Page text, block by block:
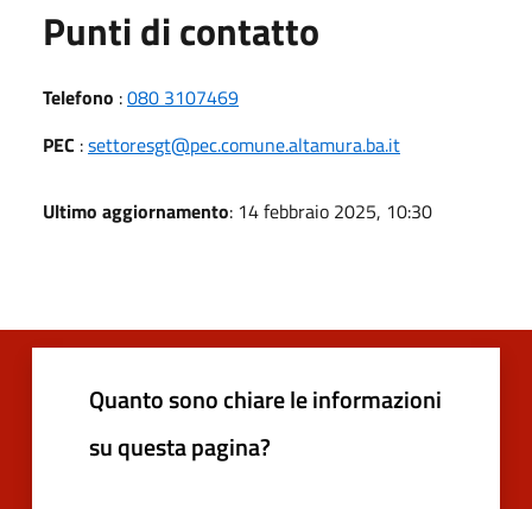
Punti di contatto
Telefono :080 3107469
PEC :settoresgt@pec.comune.altamura.ba.it
Ultimo aggiornamento: 14 febbraio 2025, 10:30
Quanto sono chiare le informazioni
su questa pagina?